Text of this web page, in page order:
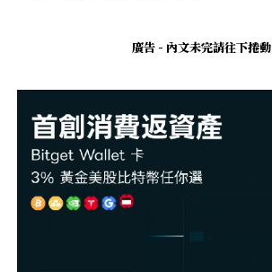
廣告 - 內文未完請往下捲動